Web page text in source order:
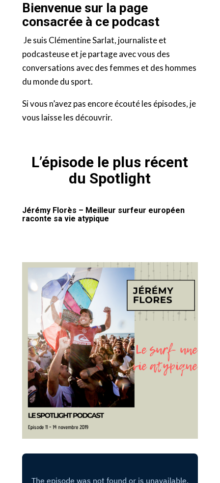
Bienvenue sur la page
consacrée à ce podcast
Je suis Clémentine Sarlat, journaliste et
podcasteuse et je partage avec vous des
conversations avec des femmes et des hommes
du monde du sport.
Si vous n’avez pas encore écouté les épisodes, je
vous laisse les découvrir.
L’épisode le plus récent
du Spotlight
Jérémy Florès – Meilleur surfeur européen
raconte sa vie atypique